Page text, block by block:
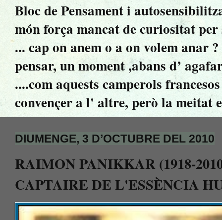
Bloc de Pensament i
món força mancat de curiositat per
... cap on anem o a on volem anar
pensar, un moment ,abans d’
....com aquests camperols
convençer a l' altre, però la meitat
DIUMENGE, 3 D’OCTUBRE DEL 2010
RAIMON PANIKKAR (1918-
CAPTAIRE DE L'ESSÈNCIA